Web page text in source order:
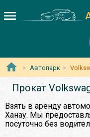
Автопарк
Прокат
Взять в аренду
Ханау. Мы
посуточно без